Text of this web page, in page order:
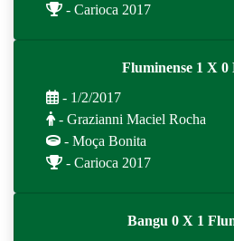
- Carioca 2017
Fluminense 1 X 0
- 1/2/2017
- Grazianni Maciel Rocha
- Moça Bonita
- Carioca 2017
Bangu 0 X 1